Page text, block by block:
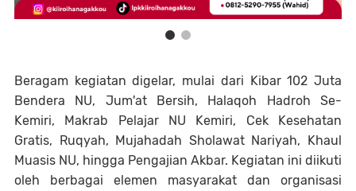
Beragam kegiatan digelar, mulai dari Kibar 102 Juta
Bendera NU, Jum'at Bersih, Halaqoh Hadroh Se-
Kemiri, Makrab Pelajar NU Kemiri, Cek Kesehatan
Gratis, Ruqyah, Mujahadah Sholawat Nariyah, Khaul
Muasis NU, hingga Pengajian Akbar. Kegiatan ini diikuti
oleh berbagai elemen masyarakat dan organisasi